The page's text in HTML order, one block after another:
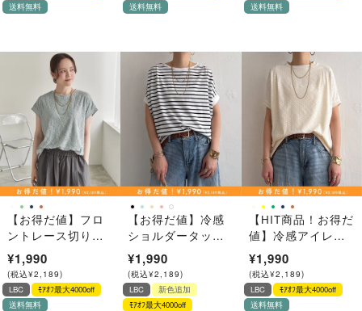
送料無料
【お得だ値】フロ
ントレース切り替
えプルオーバー
¥1,990
(税込¥2,189)
送料無料
【お得だ値】冷感
ショルダータック
プルオーバー【接
触冷感】
¥1,990
(税込¥2,189)
送料無料
【HIT商品！お得だ
値】冷感アイレッ
トレースプルオー
バー【接触冷感】
¥1,990
(税込¥2,189)
LBC
ﾓｱｵﾌ最大4000off
送料無料
LBC
新色追加
ﾓｱｵﾌ最大4000off
LBC
ﾓｱｵﾌ最大4000off
送料無料